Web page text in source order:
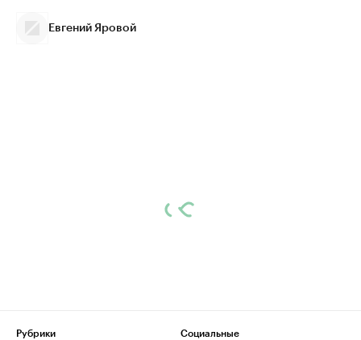
Евгений Яровой
Рубрики
Социальные